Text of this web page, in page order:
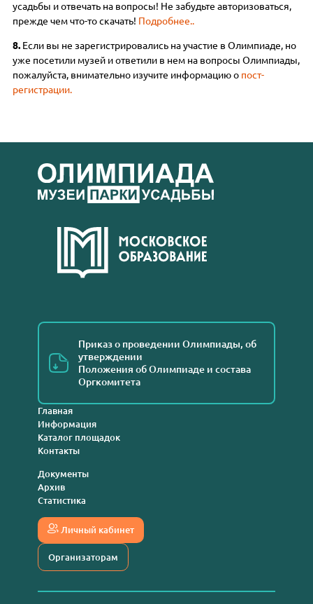
усадьбы и отвечать на вопросы! Не забудьте авторизоваться,
прежде чем что-то скачать! Подробнее..
8. Если вы не зарегистрировались на участие в Олимпиаде, но
уже посетили музей и ответили в нем на вопросы Олимпиады,
пожалуйста, внимательно изучите информацию о пост-
регистрации.
Приказ о проведении Олимпиады, об
утверждении
Положения об Олимпиаде и состава
Оргкомитета
Главная
Информация
Каталог площадок
Контакты
Документы
Архив
Статистика
Личный кабинет
Организаторам